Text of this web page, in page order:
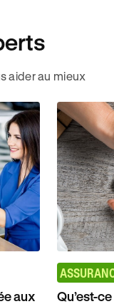
aider au mieux
aux
Qu’est-